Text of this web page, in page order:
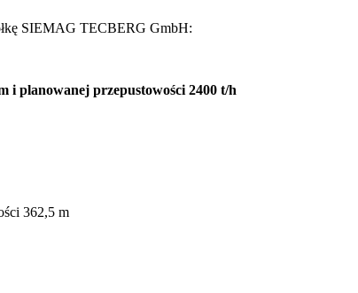
SIEMAG TECBERG GmbH:
i planowanej przepustowości 2400 t/h
362,5 m